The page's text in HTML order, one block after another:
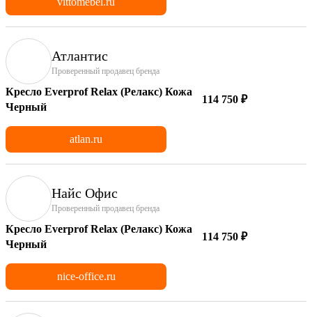
Атлантис
Проверенный продавец бренда
Кресло Everprof Relax (Релакс) Кожа
Черный
114 750 ₽
atlan.ru
Найс Офис
Проверенный продавец бренда
Кресло Everprof Relax (Релакс) Кожа
Черный
114 750 ₽
nice-office.ru